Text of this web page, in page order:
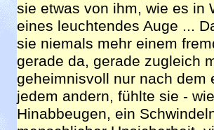
sie etwas von ihm, wie es in
eines leuchtendes Auge ...
sie niemals mehr einem
gerade da, gerade zugleich
geheimnisvoll nur nach dem
jedem andern, fühlte sie -
Hinabbeugen, ein